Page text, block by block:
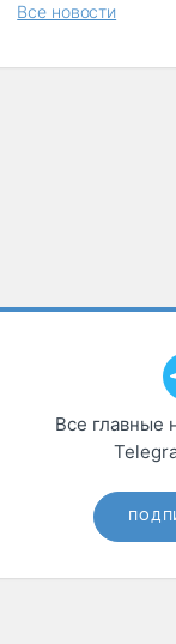
Все новости
Все главные